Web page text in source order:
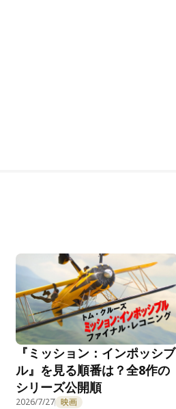
『ミッション：インポッシブ
ル』を見る順番は？全8作の
シリーズ公開順
2026/7/27 映画